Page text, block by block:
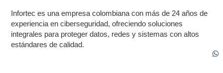
Infortec es una empresa colombiana con más de 24 años de
experiencia en ciberseguridad, ofreciendo soluciones
integrales para proteger datos, redes y sistemas con altos
estándares de calidad.